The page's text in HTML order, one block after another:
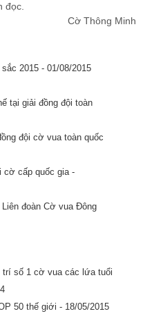
đọc.
Cờ Thông Minh
sắc 2015 -01/08/2015
tại giải đồng đội toàn
đội cờ vua toàn quốc
cờ cấp quốc gia -
đoàn Cờ vua Đông
trí số 1 cờ vua các lứa tuổi
50 thế giới - 18/05/2015